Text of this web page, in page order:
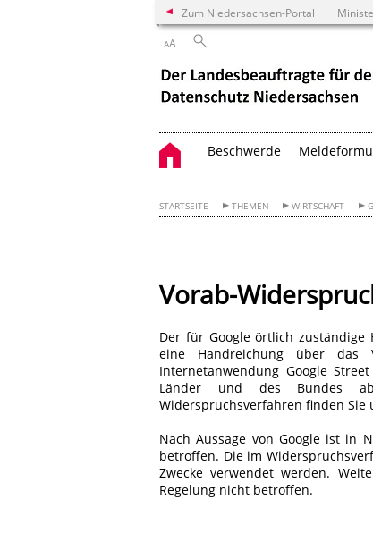
Zum Niedersachsen-Portal
AA
Beschwerde
STARTSEITE THEMEN WIRTSCHAFT
Vorab-
Der für Google örtlich
eine Handreichung über das
Internetanwendung Google
Länder und des Bundes
Widerspruchsverfahren finden
Nach Aussage von Google ist in
betroffen. Die im
Zwecke verwendet werden.
Regelung nicht betroffen.